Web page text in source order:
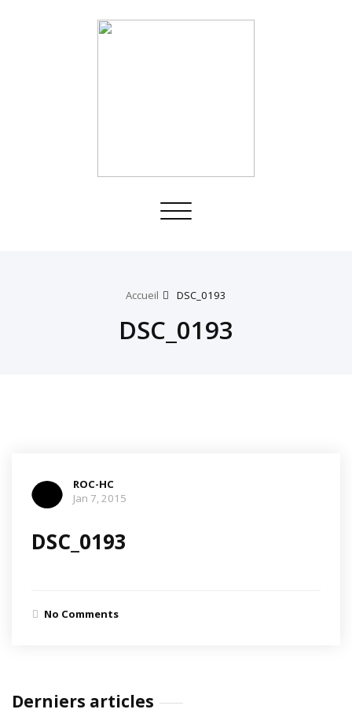
Toggle
Accueil DSC_0193
DSC_0193
ROC-HC
Jan 7, 2015
DSC_0193
No Comments
Derniers articles